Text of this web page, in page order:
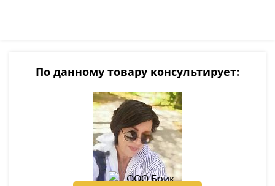
По данному товару консультирует: